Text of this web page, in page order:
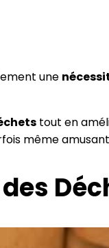
une
tout en
même